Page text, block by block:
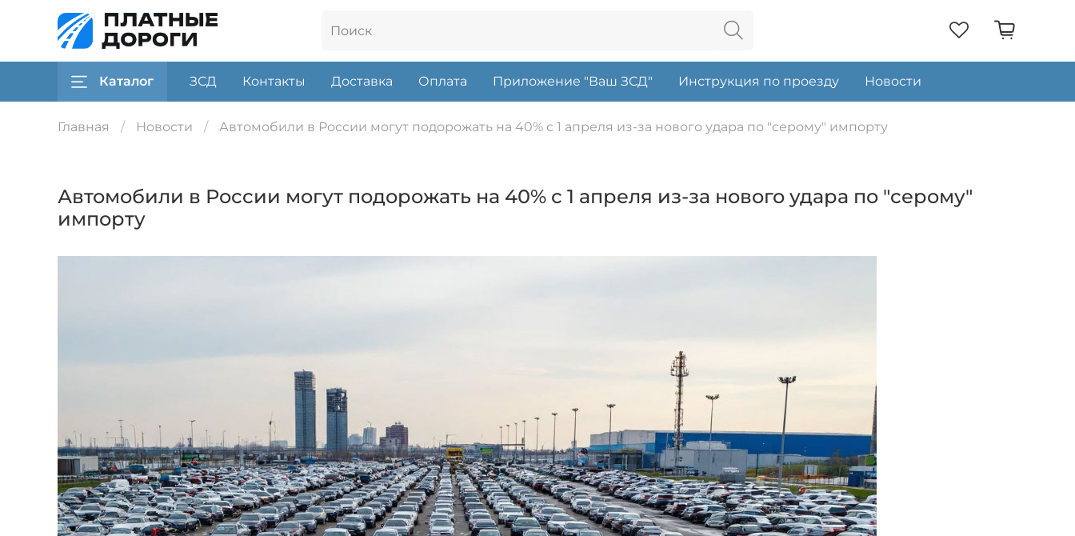
Каталог ЗСД Контакты Доставка Оплата Приложение "Ваш ЗСД" Инструкция по проезду Новости
Главная Новости Автомобили в России могут подорожать на 40% с 1 апреля из-за нового удара по "серому" импорту
Автомобили в России могут подорожать на 40% с 1 апреля из-за нового удара по "серому"
импорту